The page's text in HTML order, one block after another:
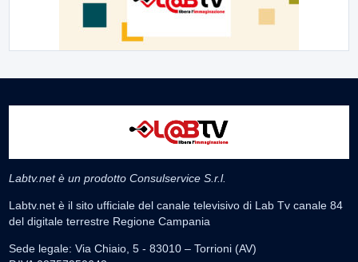
Labtv.net è un prodotto Consulservice S.r.l.
Labtv.net è il sito ufficiale del canale televisivo di Lab Tv canale 84
del digitale terrestre Regione Campania
Sede legale: Via Chiaio, 5 - 83010 – Torrioni (AV)